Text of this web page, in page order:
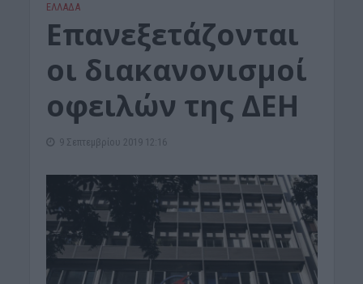
ΕΛΛΑΔΑ
Επανεξετάζονται
οι διακανονισμοί
οφειλών της ΔΕΗ
9 Σεπτεμβρίου 2019 12:16